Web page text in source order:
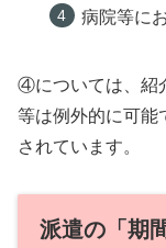
病院等に
④については、紹
等は例外的に可能
されています。
派遣の「期